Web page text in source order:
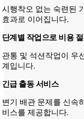
시행착오 없는 숙련된
효과로 이어집니다.
단계별 작업으로 비용
관통 및 석션작업이 우
계입니다.
긴급 출동 서비스
변기 배관 문제를 신속
비스를 제공합니다.